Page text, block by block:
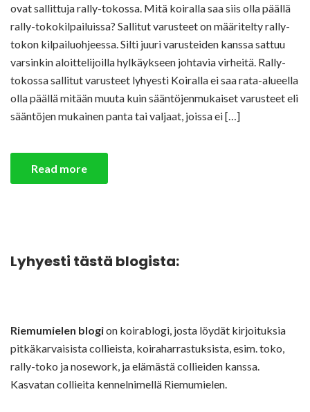
ovat sallittuja rally-tokossa. Mitä koiralla saa siis olla päällä
rally-tokokilpailuissa? Sallitut varusteet on määritelty rally-
tokon kilpailuohjeessa. Silti juuri varusteiden kanssa sattuu
varsinkin aloittelijoilla hylkäykseen johtavia virheitä. Rally-
tokossa sallitut varusteet lyhyesti Koiralla ei saa rata-alueella
olla päällä mitään muuta kuin sääntöjenmukaiset varusteet eli
sääntöjen mukainen panta tai valjaat, joissa ei […]
Read more
Lyhyesti tästä blogista:
Riemumielen blogion koirablogi, josta löydät kirjoituksia
pitkäkarvaisista collieista, koiraharrastuksista, esim. toko,
rally-toko ja nosework, ja elämästä collieiden kanssa.
Kasvatan collieita kennelnimellä Riemumielen.